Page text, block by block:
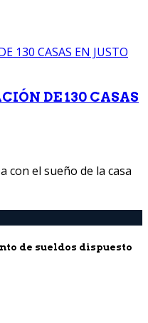
DE 130 CASAS
con el sueño de la casa
de sueldos dispuesto